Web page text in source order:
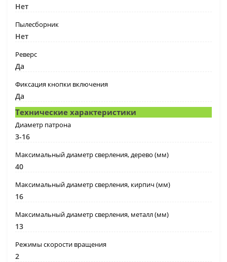
Нет
Пылесборник
Нет
Реверс
Да
Фиксация кнопки включения
Да
Технические характеристики
Диаметр патрона
3-16
Максимальный диаметр сверления, дерево (мм)
40
Максимальный диаметр сверления, кирпич (мм)
16
Максимальный диаметр сверления, металл (мм)
13
Режимы скорости вращения
2